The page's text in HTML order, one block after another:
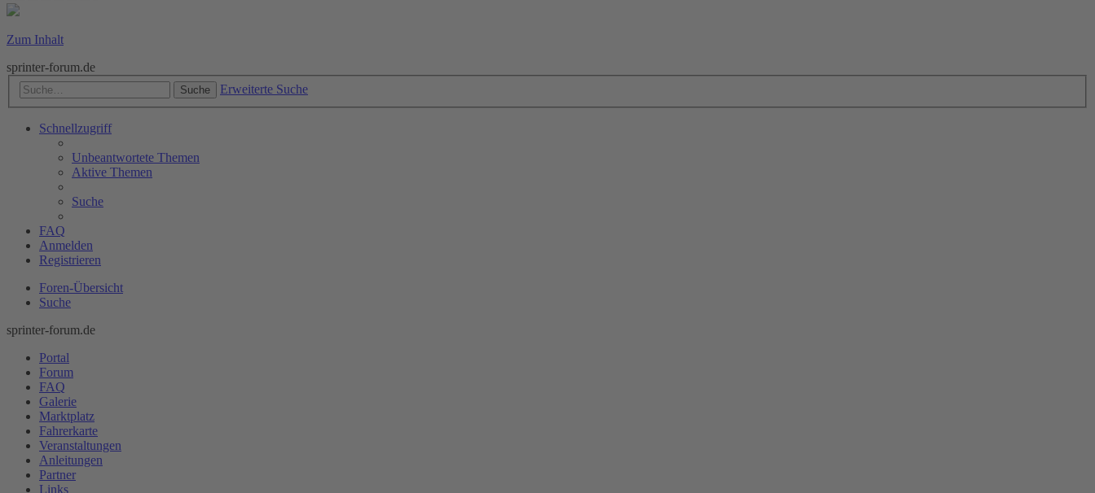
Zum Inhalt
sprinter-forum.de
Suche Erweiterte Suche
Schnellzugriff
Unbeantwortete Themen
Aktive Themen
Suche
FAQ
Anmelden
Registrieren
Foren-Übersicht
Suche
sprinter-forum.de
Portal
Forum
FAQ
Galerie
Marktplatz
Fahrerkarte
Veranstaltungen
Anleitungen
Partner
Links